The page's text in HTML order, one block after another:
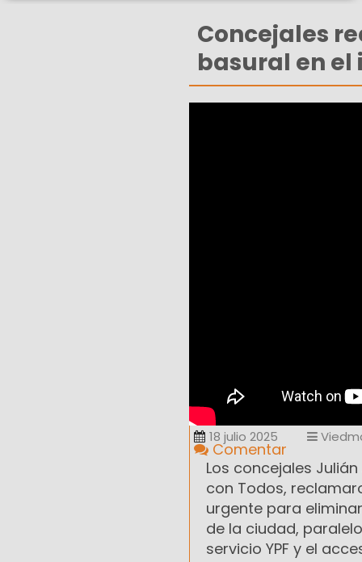
Concejales
basural en el
18 julio 2025
Comentar
Los concejales
con Todos,
urgente para
de la ciudad,
servicio YPF y el